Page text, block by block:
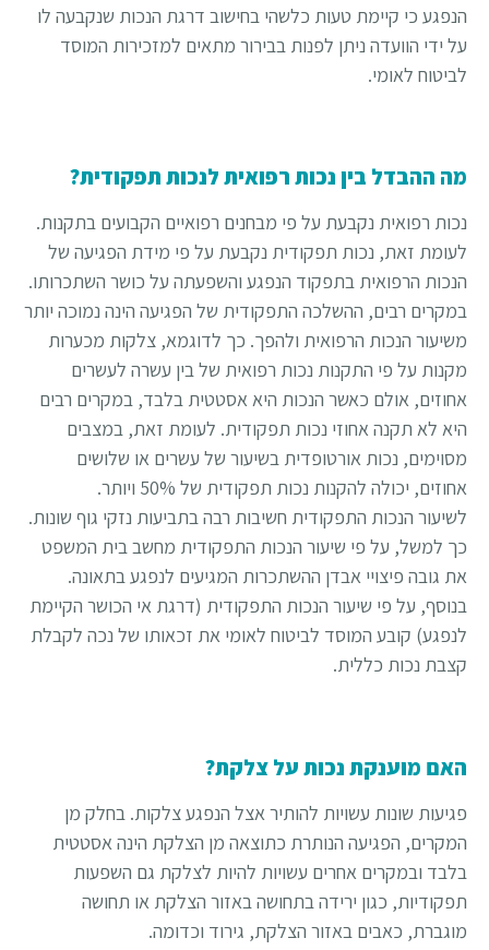
הנפגע כי קיימת טעות כלשהי בחישוב דרגת הנכות שנקבעה לו
על ידי הוועדה ניתן לפנות בבירור מתאים למזכירות המוסד
לביטוח לאומי.
מה ההבדל בין נכות רפואית לנכות תפקודית?
נכות רפואית נקבעת על פי מבחנים רפואיים הקבועים בתקנות.
לעומת זאת, נכות תפקודית נקבעת על פי מידת הפגיעה של
הנכות הרפואית בתפקוד הנפגע והשפעתה על כושר השתכרותו.
במקרים רבים, ההשלכה התפקודית של הפגיעה הינה נמוכה יותר
משיעור הנכות הרפואית ולהפך. כך לדוגמא, צלקות מכערות
מקנות על פי התקנות נכות רפואית של בין עשרה לעשרים
אחוזים, אולם כאשר הנכות היא אסטטית בלבד, במקרים רבים
היא לא תקנה אחוזי נכות תפקודית. לעומת זאת, במצבים
מסוימים, נכות אורטופדית בשיעור של עשרים או שלושים
אחוזים, יכולה להקנות נכות תפקודית של 50% ויותר.
לשיעור הנכות התפקודית חשיבות רבה בתביעות נזקי גוף שונות.
כך למשל, על פי שיעור הנכות התפקודית מחשב בית המשפט
את גובה פיצויי אבדן ההשתכרות המגיעים לנפגע בתאונה.
בנוסף, על פי שיעור הנכות התפקודית (דרגת אי הכושר הקיימת
לנפגע) קובע המוסד לביטוח לאומי את זכאותו של נכה לקבלת
קצבת נכות כללית.
האם מוענקת נכות על צלקת?
פגיעות שונות עשויות להותיר אצל הנפגע צלקות. בחלק מן
המקרים, הפגיעה הנותרת כתוצאה מן הצלקת הינה אסטטית
בלבד ובמקרים אחרים עשויות להיות לצלקת גם השפעות
תפקודיות, כגון ירידה בתחושה באזור הצלקת או תחושה
מוגברת, כאבים באזור הצלקת, גירוד וכדומה.